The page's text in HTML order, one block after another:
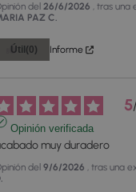
del 26/6/2026 , tras una
PAZ C.
Útil (0) Informe
5
Opinión verificada
muy duradero
del 9/6/2026 , tras una